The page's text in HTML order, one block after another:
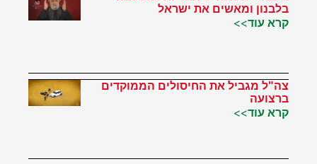
בלבנון ומאשים את ישראל
קרא עוד>>
צה"ל מגביל את החיסולים הממוקדים
ברצועה
קרא עוד>>